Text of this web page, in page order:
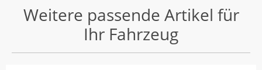
Weitere passende Artikel für
Ihr Fahrzeug